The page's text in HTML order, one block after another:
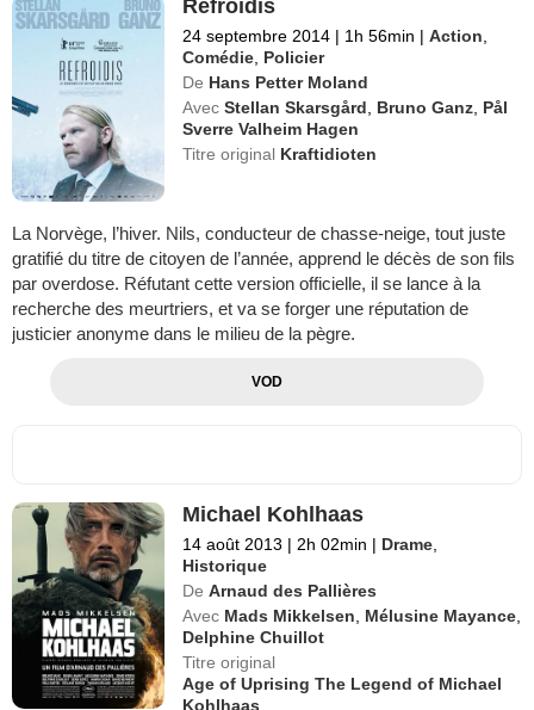
Refroidis
24 septembre 2014 | 1h 56min | Action
Comédie Policier
De Hans Petter Moland
Avec Stellan Skarsgård Bruno Ganz Pål
Sverre Valheim Hagen
Titre original Kraftidioten
La Norvège, l’hiver. Nils, conducteur de chasse-neige, tout juste
gratifié du titre de citoyen de l’année, apprend le décès de son fils
par overdose. Réfutant cette version officielle, il se lance à la
recherche des meurtriers, et va se forger une réputation de
justicier anonyme dans le milieu de la pègre.
VOD
Michael Kohlhaas
14 août 2013 | 2h 02min | Drame
Historique
De Arnaud des Pallières
Avec Mads Mikkelsen Mélusine Mayance
Delphine Chuillot
Titre original
Age of Uprising The Legend of Michael
Kohlhaas